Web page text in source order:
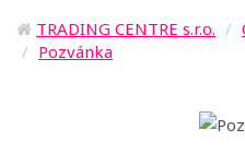
TRADING CENTRE s.r.o.
Pozvánka